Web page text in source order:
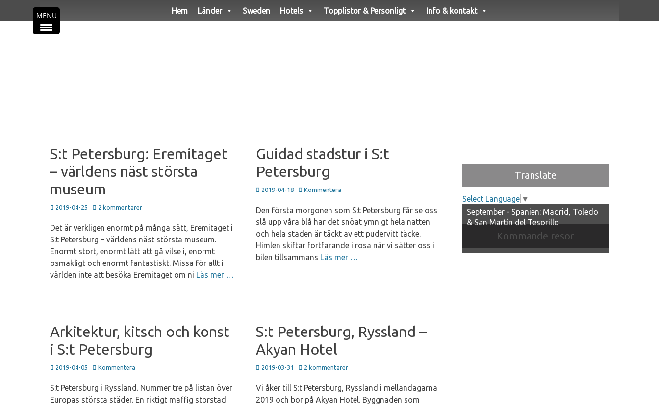
Hoppa
till
innehåll
Primär meny Hem Länder Sweden Hotels Topplistor & Personligt Info & kontakt
S:t Petersburg: Eremitaget
– världens näst största
museum
Publicerad
2019-04-25 2 kommentarer
Det är verkligen enormt på många sätt, Eremitaget i
S:t Petersburg – världens näst största museum.
Enormt stort, enormt lätt att gå vilse i, enormt
osmakligt och enormt fantastiskt. Missa för allt i
världen inte att besöka Eremitaget om ni Läs mer …
Guidad stadstur i S:t
Petersburg
Publicerad
2019-04-18 Kommentera
Den första morgonen som S:t Petersburg får se oss
slå upp våra blå har det snöat ymnigt hela natten
och hela staden är täckt av ett pudervitt täcke.
Himlen skiftar fortfarande i rosa när vi sätter oss i
bilen tillsammans Läs mer …
Arkitektur, kitsch och konst
i S:t Petersburg
Publicerad
2019-04-05 Kommentera
S:t Petersburg i Ryssland. Nummer tre på listan över
Europas största städer. En riktigt maffig storstad
S:t Petersburg, Ryssland –
Akyan Hotel
Publicerad
2019-03-31 2 kommentarer
Vi åker till S:t Petersburg, Ryssland i mellandagarna
2019 och bor på Akyan Hotel. Byggnaden som
Translate
Select Language ▼
Kommande resor
September - Spanien: Madrid, Toledo
& San Martín del Tesorillo
MENU